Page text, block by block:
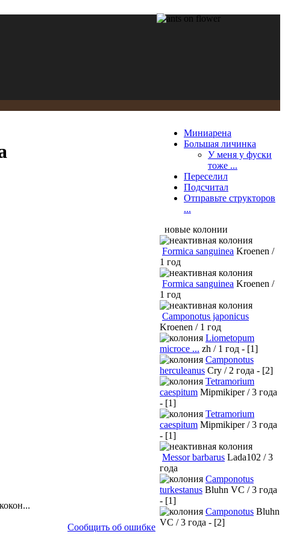
Сообщить об ошибке
Миниарена
Большая личинка
У меня у фуски
тоже ...
Переселил
Подсчитал
Отправьте структоров
...
новые колонии
Formica sanguinea Kroenen /
1 год
Formica sanguinea Kroenen /
1 год
Camponotus japonicus
Kroenen / 1 год
Liometopum
microce ... zh / 1 год - [1]
Camponotus
herculeanus Cry / 2 года - [2]
Tetramorium
caespitum Mipmikiper / 3 года
- [1]
Tetramorium
caespitum Mipmikiper / 3 года
- [1]
Messor barbarus Lada102 / 3
года
Camponotus
turkestanus Bluhn VC / 3 года
- [1]
Camponotus Bluhn
VC / 3 года - [2]